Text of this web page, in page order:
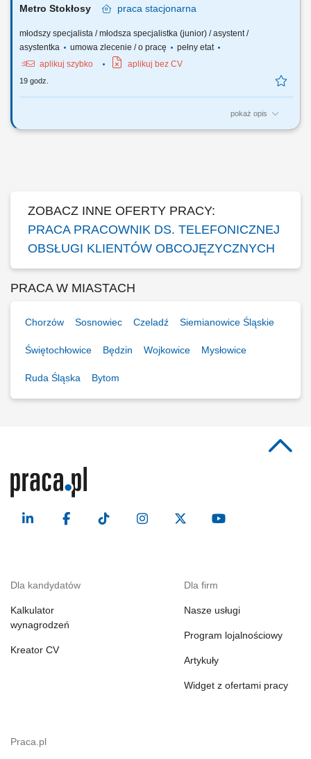
Metro Stokłosy
praca stacjonarna
młodszy specjalista / młodsza specjalistka (junior) / asystent /
asystentka
umowa zlecenie / o pracę
pełny etat
aplikuj szybko
aplikuj bez CV
19 godz.
pokaż opis
Codzienny kontakt z klientami włoskojęzycznymi – mailowy oraz
ZOBACZ INNE OFERTY PRACY:
PRACA PRACOWNIK DS. TELEFONICZNEJ
OBSŁUGI KLIENTÓW OBCOJĘZYCZNYCH
PRACA W MIASTACH
Chorzów Sosnowiec Czeladź Siemianowice Śląskie
Świętochłowice Będzin Wojkowice Mysłowice
Ruda Śląska Bytom
Dla kandydatów
Kalkulator
wynagrodzeń
Kreator CV
Dla firm
Nasze usługi
Program lojalnościowy
Artykuły
Widget z ofertami pracy
Praca.pl